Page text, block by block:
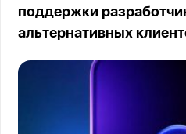
поддержки
альтернативных